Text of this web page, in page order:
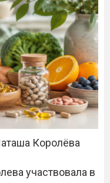
Королёва
участвовала в